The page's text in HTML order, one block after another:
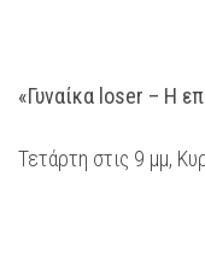
«Γυναίκα loser – Η
Τετάρτη στις 9 μμ,